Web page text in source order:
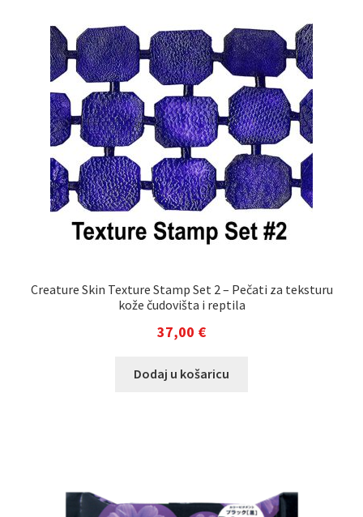
Creature Skin Texture Stamp Set 2 – Pečati za teksturu
kože čudovišta i reptila
37,00 €
Dodaj u košaricu